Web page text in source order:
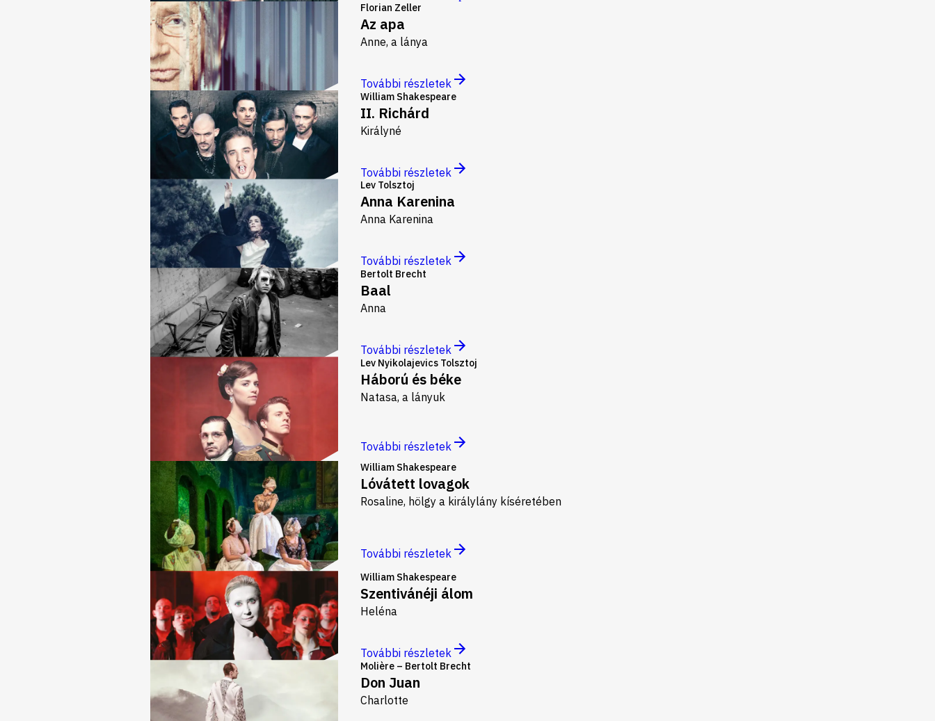
További részletek
Florian Zeller
Az apa
Anne, a lánya
További részletek
William Shakespeare
II. Richárd
Királyné
További részletek
Lev Tolsztoj
Anna Karenina
Anna Karenina
További részletek
Bertolt Brecht
Baal
Anna
További részletek
Lev Nyikolajevics Tolsztoj
Háború és béke
Natasa, a lányuk
További részletek
William Shakespeare
Lóvátett lovagok
Rosaline, hölgy a királylány kíséretében
További részletek
William Shakespeare
Szentivánéji álom
Heléna
További részletek
Molière – Bertolt Brecht
Don Juan
Charlotte